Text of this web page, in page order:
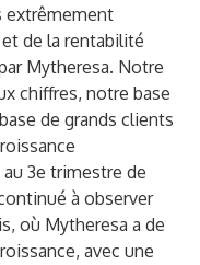
extrêmement
de la rentabilité
Mytheresa. Notre
chiffres, notre base
de grands clients
3e trimestre de
à observer
où Mytheresa a de
avec une